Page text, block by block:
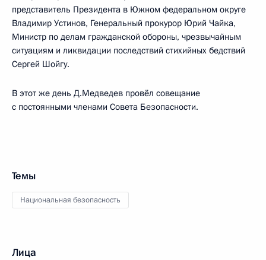
представитель Президента в Южном федеральном округе
Владимир Устинов, Генеральный прокурор Юрий Чайка,
Министр по делам гражданской обороны, чрезвычайным
ситуациям и ликвидации последствий стихийных бедствий
Сергей Шойгу.
В этот же день Д.Медведев провёл совещание
с постоянными членами Совета Безопасности.
Темы
Национальная безопасность
Лица